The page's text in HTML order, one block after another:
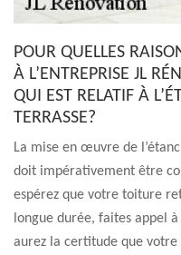
POUR QUELLES
À L’ENTREPRISE JL
QUI EST RELATIF À
TERRASSE?
La mise en œuvre de
doit impérativement être
espérez que votre toiture
longue durée, faites appel à
aurez la certitude que